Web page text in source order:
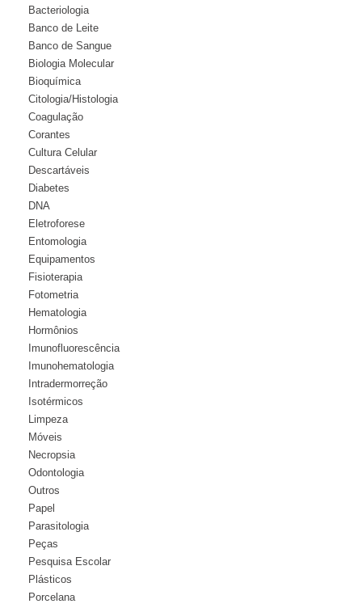
Bacteriologia
Banco de Leite
Banco de Sangue
Biologia Molecular
Bioquímica
Citologia/Histologia
Coagulação
Corantes
Cultura Celular
Descartáveis
Diabetes
DNA
Eletroforese
Entomologia
Equipamentos
Fisioterapia
Fotometria
Hematologia
Hormônios
Imunofluorescência
Imunohematologia
Intradermorreção
Isotérmicos
Limpeza
Móveis
Necropsia
Odontologia
Outros
Papel
Parasitologia
Peças
Pesquisa Escolar
Plásticos
Porcelana